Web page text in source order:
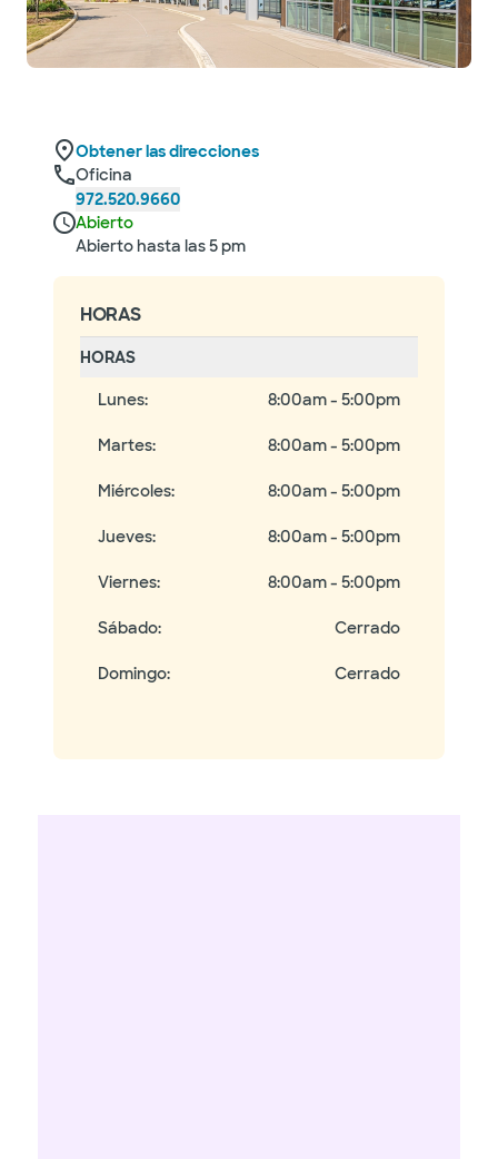
Obtener las direcciones
Oficina
972.520.9660
Abierto
Abierto hasta las 5 pm
HORAS
HORAS
Lunes: 8:00am - 5:00pm
Martes: 8:00am - 5:00pm
Miércoles: 8:00am - 5:00pm
Jueves: 8:00am - 5:00pm
Viernes: 8:00am - 5:00pm
Sábado: Cerrado
Domingo: Cerrado